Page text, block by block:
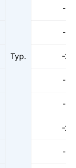
Typ.
-17
-15
-20
-17
-16
-20
-17